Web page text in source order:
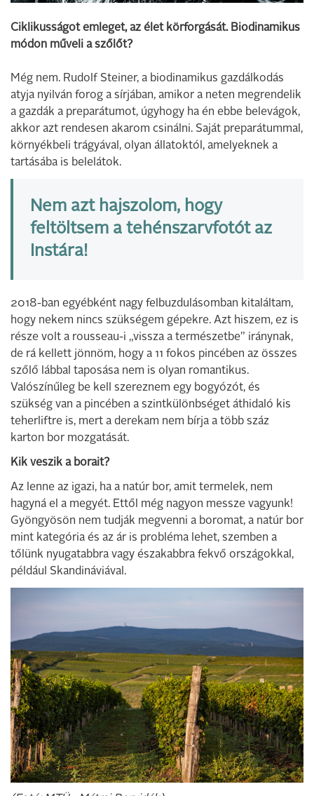
Ciklikusságot emleget, az élet körforgását. Biodinamikus
módon műveli a szőlőt?
Még nem. Rudolf Steiner, a biodinamikus gazdálkodás
atyja nyilván forog a sírjában, amikor a neten megrendelik
a gazdák a preparátumot, úgyhogy ha én ebbe belevágok,
akkor azt rendesen akarom csinálni. Saját preparátummal,
környékbeli trágyával, olyan állatoktól, amelyeknek a
tartásába is belelátok.
Nem azt hajszolom, hogy
feltöltsem a tehénszarvfotót az
Instára!
2018-ban egyébként nagy felbuzdulásomban kitaláltam,
hogy nekem nincs szükségem gépekre. Azt hiszem, ez is
része volt a rousseau-i „vissza a természetbe” iránynak,
de rá kellett jönnöm, hogy a 11 fokos pincében az összes
szőlő lábbal taposása nem is olyan romantikus.
Valószínűleg be kell szereznem egy bogyózót, és
szükség van a pincében a szintkülönbséget áthidaló kis
teherliftre is, mert a derekam nem bírja a több száz
karton bor mozgatását.
Kik veszik a borait?
Az lenne az igazi, ha a natúr bor, amit termelek, nem
hagyná el a megyét. Ettől még nagyon messze vagyunk!
Gyöngyösön nem tudják megvenni a boromat, a natúr bor
mint kategória és az ár is probléma lehet, szemben a
tőlünk nyugatabbra vagy északabbra fekvő országokkal,
például Skandináviával.